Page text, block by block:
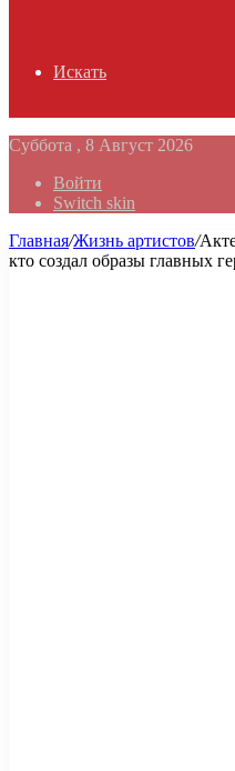
Искать
Суббота , 8 Август 2026
Войти
Switch skin
Главная/Жизнь артистов/
кто создал образы главных